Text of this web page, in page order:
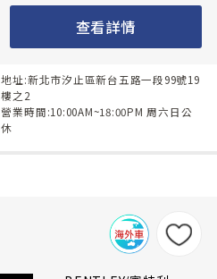
查看詳情
地址:新北市汐止區新台五路一段99號19
樓之2
營業時間:10:00AM~18:00PM 周六日公
休